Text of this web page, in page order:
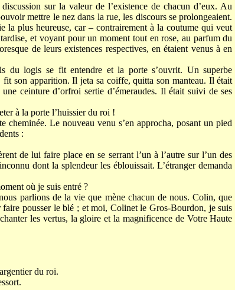
sur la valeur de l’existence de chacun d’eux. Au
mettre le nez dans la rue, les discours se prolongeaient.
plus heureuse, car – contrairement à la coutume qui veut
et voyant pour un moment tout en rose, au parfum du
de leurs existences respectives, en étaient venus à en
du logis se fit entendre et la porte s’ouvrit. Un superbe
fit son apparition. Il jeta sa coiffe, quitta son manteau. Il était
ceinture d’orfroi sertie d’émeraudes. Il était suivi de ses
à la porte l’huissier du roi !
cheminée. Le nouveau venu s’en approcha, posant un pied
:
de lui faire place en se serrant l’un à l’autre sur l’un des
dont la splendeur les éblouissait. L’étranger demanda
où je suis entré ?
parlions de la vie que mène chacun de nous. Colin, que
pousser le blé ; et moi, Colinet le Gros-Bourdon, je suis
les vertus, la gloire et la magnificence de Votre Haute
du roi.